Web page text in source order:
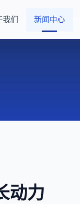
我们 新闻中心
动力